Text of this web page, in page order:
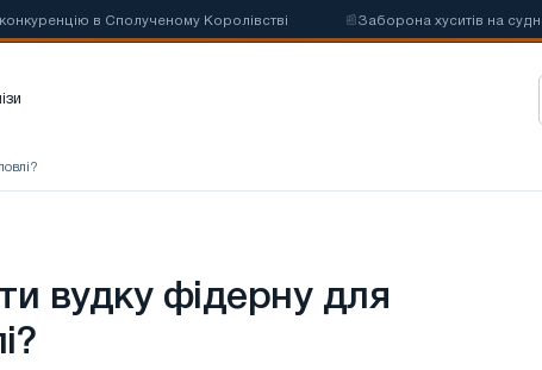
в Сполученому Королівстві Заборона хуситів на
вудку фідерну для